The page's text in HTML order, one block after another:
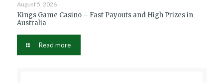
August 5, 2026
Kings Game Casino – Fast Payouts and High Prizes in
Australia
Read more